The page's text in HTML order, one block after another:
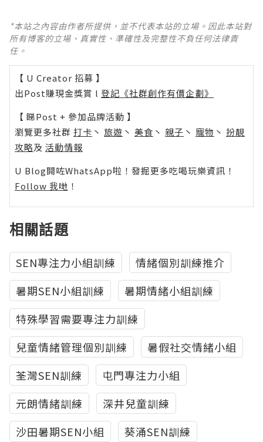
*本站之內容由作者所提供，並不代表本站的立場。因此本站對
所有博客的立場、真實性、準確性及完整性不負任何法律責
任。
【 U Creator 招募 】
出Post賺現金獎賞 l 登記《社群創作有價企劃》
【 睇Post + 參加品牌活動 】
瀏覽更多社群 打卡 丶 旅遊 丶 美食 丶 親子 丶 寵物 丶 扮靚
攻略及 活動情報
U Blog開咗WhatsApp啦！發掘更多吃喝玩樂資訊！
Follow 我哋 ！
相關話題
SEN專注力小組訓練
情緒個別訓練推介
暑期SEN小組訓練
暑期情緒小組訓練
特殊學習需要專注力訓練
兒童情緒管理個別訓練
暑假社交情緒小組
荃灣SEN訓練
屯門專注力小組
元朗情緒訓練
深井兒童訓練
沙田暑期SEN小組
葵涌SEN訓練